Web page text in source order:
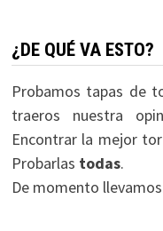
¿DE QUÉ VA ESTO?
Probamos tapas de
traeros nuestra
Encontrar la mejor
Probarlas todas.
De momento